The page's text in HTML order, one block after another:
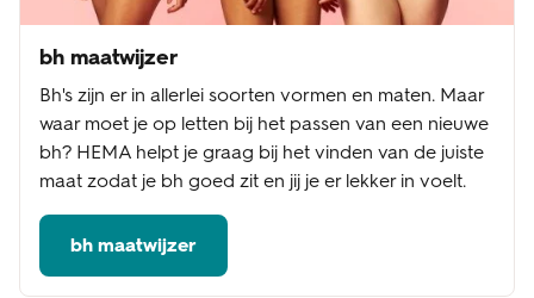
bh maatwijzer
Bh's zijn er in allerlei soorten vormen en maten. Maar
waar moet je op letten bij het passen van een nieuwe
bh? HEMA helpt je graag bij het vinden van de juiste
maat zodat je bh goed zit en jij je er lekker in voelt.
bh maatwijzer